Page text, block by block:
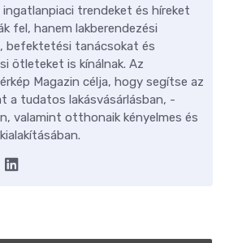
ingatlanpiaci trendeket és híreket
fel, hanem lakberendezési
befektetési tanácsokat és
ötleteket is kínálnak. Az
Magazin célja, hogy segítse az
a tudatos lakásvásárlásban, -
valamint otthonaik kényelmes és